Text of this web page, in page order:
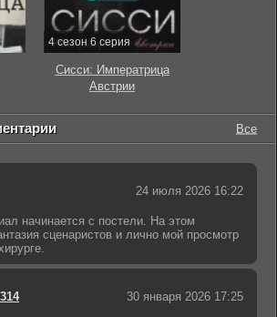
4 сезон 6 серия
Сисси: Императрица
Австрии
Все
24 июля 2026 16:22
начинается с постели. На этом
сценаристов и лично мой просмотр
30 января 2026 17:25